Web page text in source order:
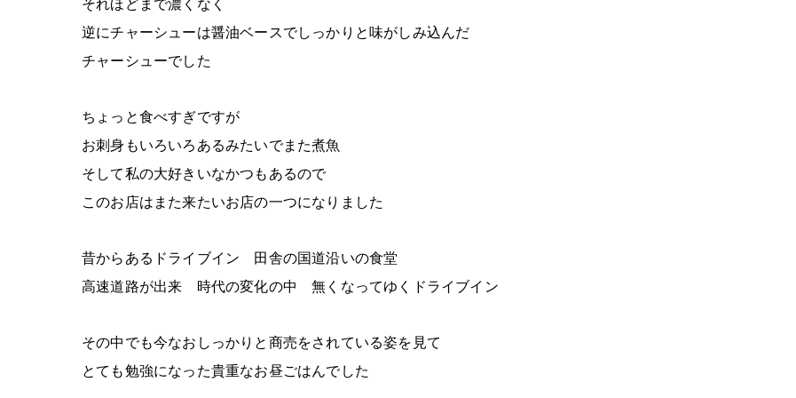
それほどまで濃くなく
逆にチャーシューは醤油ベースでしっかりと味がしみ込んだ
チャーシューでした
ちょっと食べすぎですが
お刺身もいろいろあるみたいでまた煮魚
そして私の大好きいなかつもあるので
このお店はまた来たいお店の一つになりました
昔からあるドライブイン 田舎の国道沿いの食堂
高速道路が出来 時代の変化の中 無くなってゆくドライブイン
その中でも今なおしっかりと商売をされている姿を見て
とても勉強になった貴重なお昼ごはんでした